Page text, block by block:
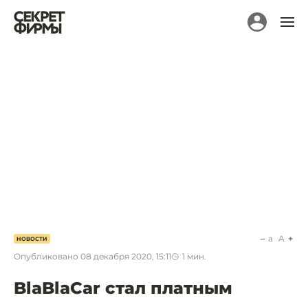
НОВОСТИ
Опубликовано 08 декабря 2020, 15:11 1 мин.
a A
BlaBlaCar стал платным